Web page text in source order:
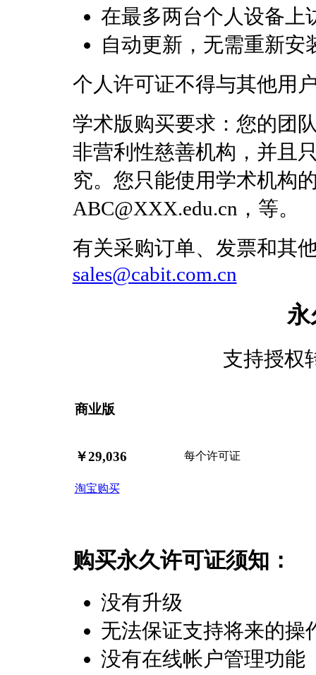
在最多两台个人设备上
自动更新，无需重新安
个人许可证不得与其他用
学术版购买要求：您的团
非营利性慈善机构，并且
究。您只能使用学术机构
ABC@XXX.edu.cn，等。
有关采购订单、发票和其
sales@cabit.com.cn
永
支持授权
商业版
￥29,036 每个许可证
淘宝购买
购买永久许可证须知：
没有升级
无法保证支持将来的操
没有在线帐户管理功能